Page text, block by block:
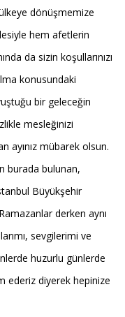
dönüşmemize
hem afetlerin
da sizin koşullarınızı
konusundaki
bir geleceğin
mesleğinizi
ayınız mübarek olsun.
burada bulunan,
Büyükşehir
derken aynı
sevgilerimi ve
huzurlu günlerde
ederiz diyerek hepinize